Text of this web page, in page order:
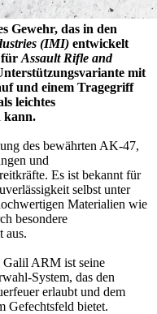
Gewehr, das in den
(IMI) entwickelt
für Assault Rifle and
mit
und einem Tragegriff
leichtes
kann.
des bewährten AK-47,
und
Es ist bekannt für
selbst unter
Materialien wie
besondere
aus.
Galil ARM ist seine
System, das den
erlaubt und dem
Gefechtsfeld bietet.